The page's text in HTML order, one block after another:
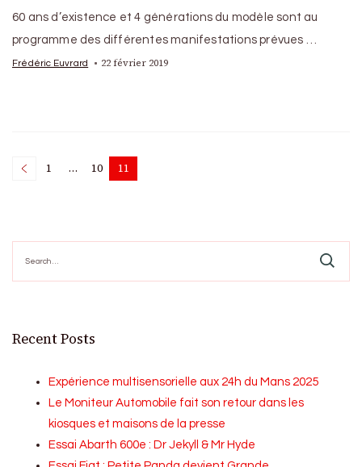
60 ans d’existence et 4 générations du modèle sont au
programme des différentes manifestations prévues …
Frédéric Euvrard 22 février 2019
Posts
Page
1 … Page
10 Page
11
for:
Recent Posts
Expérience multisensorielle aux 24h du Mans 2025
Le Moniteur Automobile fait son retour dans les
kiosques et maisons de la presse
Essai Abarth 600e : Dr Jekyll & Mr Hyde